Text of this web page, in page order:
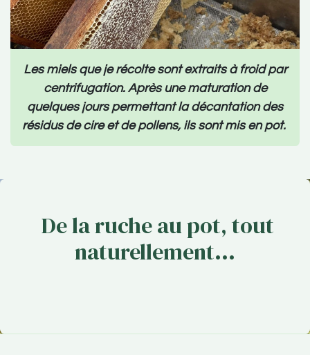
Les miels que je récolte sont extraits à froid par
centrifugation. Après une maturation de
quelques jours permettant la décantation des
résidus de cire et de pollens, ils sont mis en pot.
De la ruche au pot, tout
naturellement...